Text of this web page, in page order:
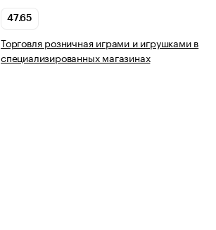
47.65
Торговля розничная играми и игрушками в
специализированных магазинах